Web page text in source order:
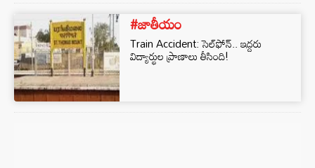
#జాతీయం
Train Accident: సెల్‌ఫోన్‌.. ఇద్దరు
విద్యార్థుల ప్రాణాలు తీసింది!